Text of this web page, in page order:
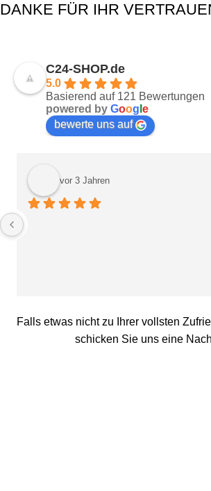
DANKE FÜR IHR
C24-SHOP.de
5.0
Basierend auf 121 Bewertungen
powered by Goog e
bewerte uns auf
vor 3 Jahren
Falls etwas nicht zu Ihrer vollsten
schicken Sie uns eine